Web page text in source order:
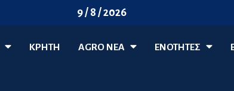
9 / 8 / 2026
ΚΡΗΤΗ AGRO ΝΈΑ ΕΝΟΤΗΤΕΣ